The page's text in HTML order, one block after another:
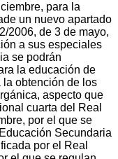
para la
un nuevo apartado
2006, de 3 de mayo,
a sus especiales
se podrán
la educación de
la obtención de los
aspecto que
cuarta del Real
por el que se
Secundaria
por el Real